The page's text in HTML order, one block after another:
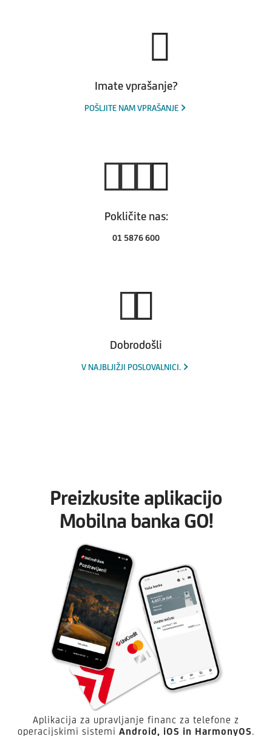
Imate vprašanje?
POŠLJITE NAM VPRAŠANJE
Pokličite nas:
01 5876 600
Dobrodošli
V NAJBLJIŽJI POSLOVALNICI.
Preizkusite aplikacijo
Mobilna banka GO!
Aplikacija za upravljanje financ za telefone z
operacijskimi sistemi Android, iOS in HarmonyOS.